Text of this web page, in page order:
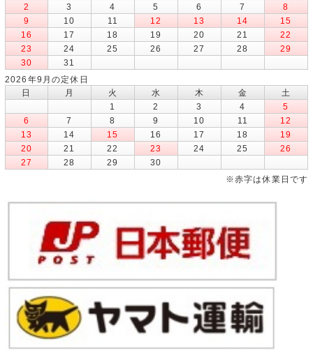
2
3 4 5 6 7
8
9
10 11 12 13 14
15
16
17 18 19 20 21
22
23
24 25 26 27 28
29
30
31
2026年9月の定休日
日
月 火 水 木 金
土
1
2 3 4
5
6
7 8 9 10 11
12
13
14 15 16 17 18
19
20
21 22 23 24 25
26
27
28 29
30
※赤字は休業日です